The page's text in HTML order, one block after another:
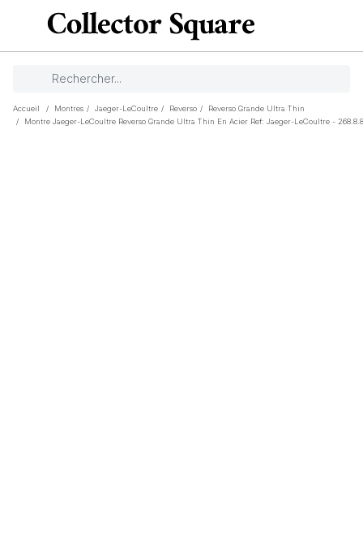
Accueil / Montres / Jaeger-LeCoultre / Reverso /
Reverso Grande Ultra Thin
/
Montre Jaeger-LeCoultre Reverso Grande Ultra Thin En Acier Ref: Jaeger-LeCoultre -